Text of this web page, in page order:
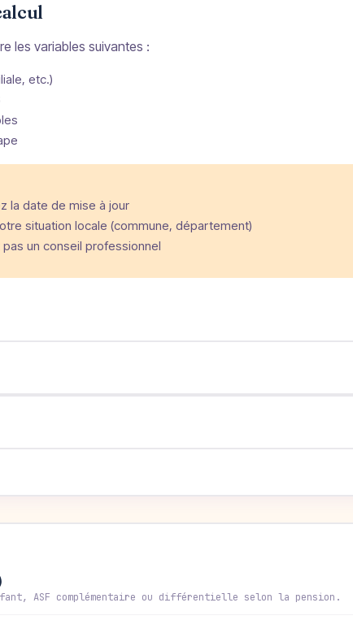
les variables suivantes :
etc.)
la date de mise à jour
situation locale (commune, département)
un conseil professionnel
ASF complémentaire ou différentielle selon la pension.